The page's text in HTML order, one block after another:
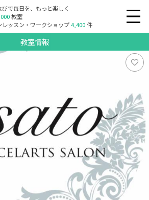
で毎日を、もっと楽しく
教室
レッスン・ワークショップ4,400件
教室情報